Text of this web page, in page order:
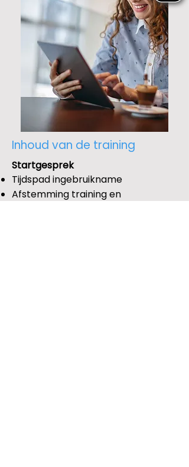
Inhoud van de training
Startgesprek
Tijdspad ingebruikname
Afstemming training en